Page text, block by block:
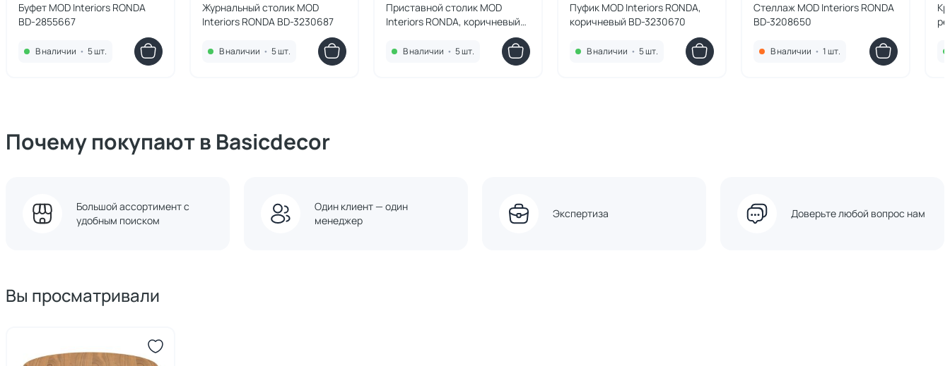
Буфет MOD Interiors RONDA
BD-2855667
В наличии • 5 шт.
Журнальный столик MOD
Interiors RONDA BD-3230687
В наличии • 5 шт.
Приставной столик MOD
Interiors RONDA, коричневый
В наличии • 5 шт.
Пуфик MOD Interiors RONDA,
коричневый BD-3230670
В наличии • 5 шт.
Стеллаж MOD Interiors RONDA
BD-3208650
В наличии • 1 шт.
Почему покупают в Basicdecor
Большой ассортимент с
удобным поиском
Один клиент — один
менеджер
Экспертиза Доверьте любой вопрос нам
Вы просматривали